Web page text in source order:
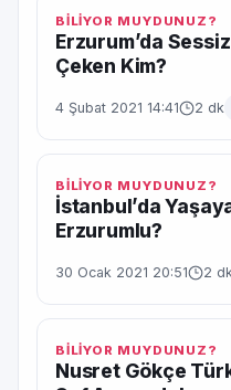
BİLİYOR MUYDUNUZ?
Erzurum’da
Çeken Kim?
4 Şubat 2021 14:41 2 dk
BİLİYOR MUYDUNUZ?
İstanbul’da
Erzurumlu?
30 Ocak 2021 20:51 2
BİLİYOR MUYDUNUZ?
Nusret Gökçe